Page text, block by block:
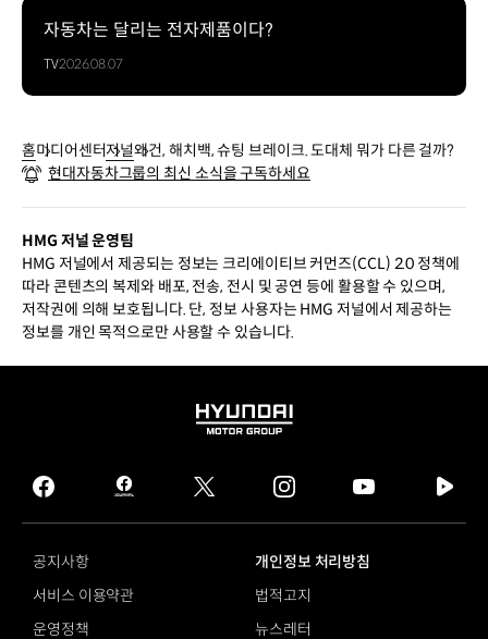
자동차는 달리는 전자제품이다?
TV2026.08.07
홈미디어센터저널왜건, 해치백, 슈팅 브레이크. 도대체 뭐가 다른 걸까?
현대자동차그룹의 최신 소식을 구독하세요
HMG 저널 운영팀
HMG 저널에서 제공되는 정보는 크리에이티브 커먼즈(CCL) 2.0 정책에
따라 콘텐츠의 복제와 배포, 전송, 전시 및 공연 등에 활용할 수 있으며,
저작권에 의해 보호됩니다. 단, 정보 사용자는 HMG 저널에서 제공하는
정보를 개인 목적으로만 사용할 수 있습니다.
HYUNDAI
GROUP
facebook
hmg
journal
twitter instagram
tv
공지사항
개인정보 처리방침
서비스 이용약관
법적고지
운영정책
뉴스레터